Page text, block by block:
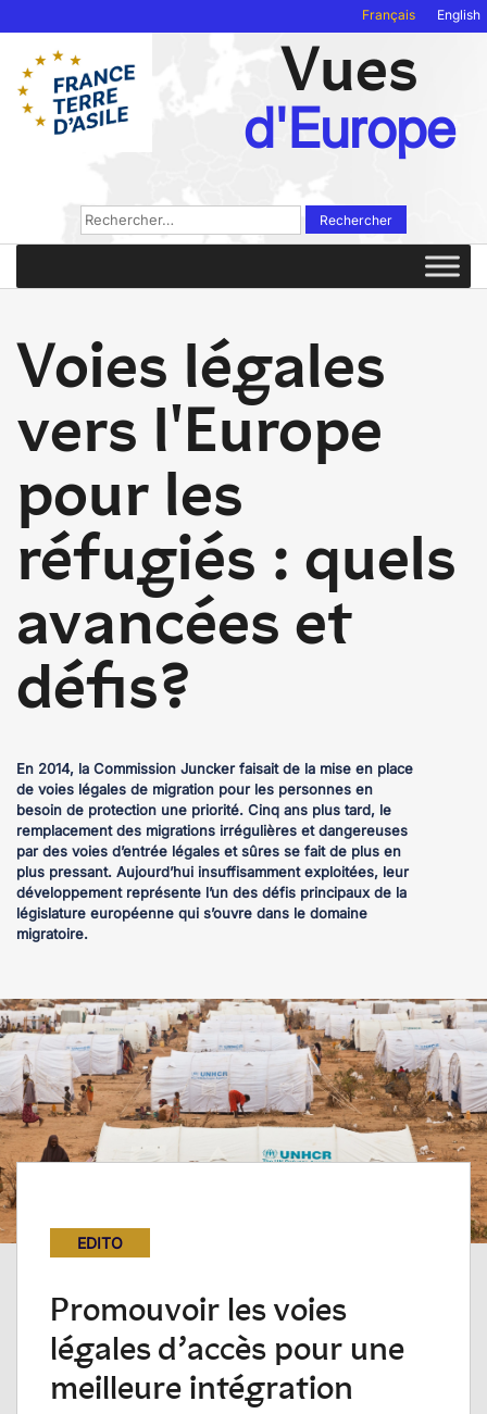
Français English
Vues
d'Europe
Rechercher :
Voies légales
vers l'Europe
pour les
réfugiés : quels
avancées et
défis?
En 2014, la Commission Juncker faisait de la mise en place
de voies légales de migration pour les personnes en
besoin de protection une priorité. Cinq ans plus tard, le
remplacement des migrations irrégulières et dangereuses
par des voies d’entrée légales et sûres se fait de plus en
plus pressant. Aujourd’hui insuffisamment exploitées, leur
développement représente l’un des défis principaux de la
législature européenne qui s’ouvre dans le domaine
migratoire.
EDITO
Promouvoir les voies
légales d’accès pour une
meilleure intégration